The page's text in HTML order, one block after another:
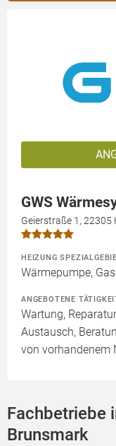
GWS
Geierstraße 1, 22305
HEIZUNG
Wärmepumpe,
ANGEBOTENE
Wartung,
Austausch,
von vorhandenem
Fachbetriebe
Brunsmark